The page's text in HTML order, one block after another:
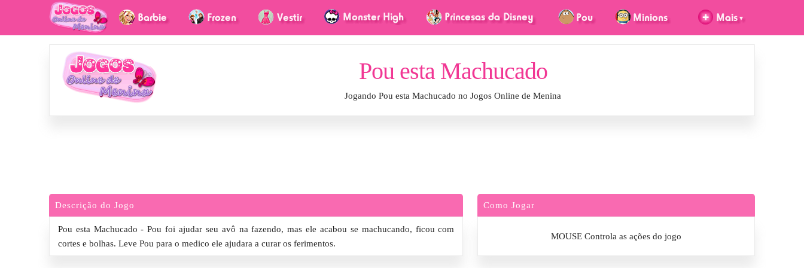
Pou esta Machucado
Jogando Pou esta Machucado no Jogos Online de Menina
Descrição do Jogo
Pou esta Machucado - Pou foi ajudar seu avô na fazendo, mas ele acabou se machucando, ficou com
cortes e bolhas. Leve Pou para o medico ele ajudara a curar os ferimentos.
Como Jogar
MOUSE Controla as ações do jogo